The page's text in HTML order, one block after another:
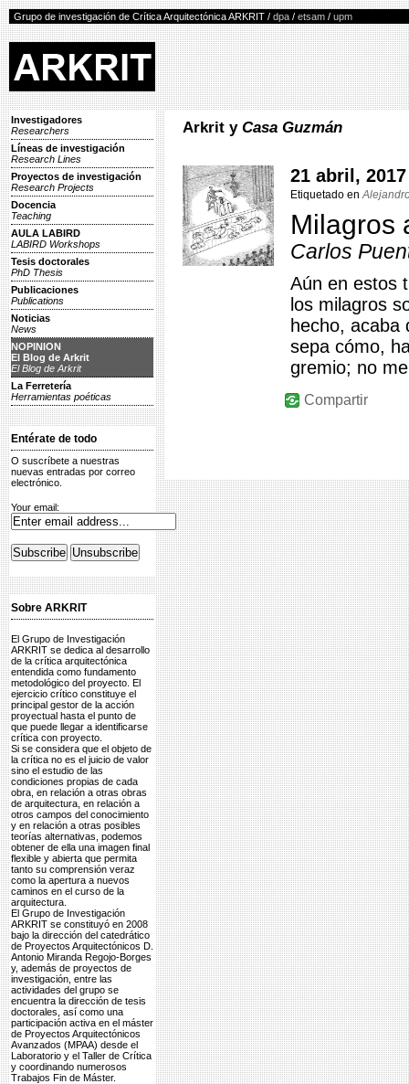
Grupo de investigación de Crítica Arquitectónica ARKRIT / dpa / etsam / upm
Investigadores
Researchers
Líneas de investigación
Research Lines
Proyectos de investigación
Research Projects
Docencia
Teaching
AULA LABIRD
LABIRD Workshops
Tesis doctorales
PhD Thesis
Publicaciones
Publications
Noticias
News
NOPINION
El Blog de Arkrit
El Blog de Arkrit
La Ferretería
Herramientas poéticas
Entérate de todo
O suscríbete a nuestras
nuevas entradas por correo
electrónico.
Your email:
Sobre ARKRIT
El Grupo de Investigación
ARKRIT se dedica al desarrollo
de la crítica arquitectónica
entendida como fundamento
metodológico del proyecto. El
ejercicio crítico constituye el
principal gestor de la acción
proyectual hasta el punto de
que puede llegar a identificarse
crítica con proyecto.
Si se considera que el objeto de
la crítica no es el juicio de valor
sino el estudio de las
condiciones propias de cada
obra, en relación a otras obras
de arquitectura, en relación a
otros campos del conocimiento
y en relación a otras posibles
teorías alternativas, podemos
obtener de ella una imagen final
flexible y abierta que permita
tanto su comprensión veraz
como la apertura a nuevos
caminos en el curso de la
arquitectura.
El Grupo de Investigación
ARKRIT se constituyó en 2008
bajo la dirección del catedrático
de Proyectos Arquitectónicos D.
Antonio Miranda Regojo-Borges
y, además de proyectos de
investigación, entre las
actividades del grupo se
encuentra la dirección de tesis
doctorales, así como una
participación activa en el máster
de Proyectos Arquitectónicos
Avanzados (MPAA) desde el
Laboratorio y el Taller de Crítica
y coordinando numerosos
Trabajos Fin de Máster.
Arkrit y Casa Guzmán
21 abril, 2017
Etiquetado en
Milagros
Carlos
Aún en estos
los milagros
hecho, acaba
sepa cómo,
gremio; no
Compartir